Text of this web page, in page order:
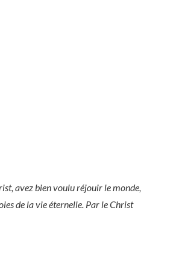
avez bien voulu réjouir le monde,
de la vie éternelle. Par le Christ